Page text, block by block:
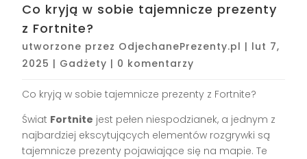
Co kryją w sobie tajemnicze prezenty
z Fortnite?
utworzone przez OdjechanePrezenty.pl | lut 7,
2025 | Gadżety | 0 komentarzy
Co kryją w sobie tajemnicze prezenty z Fortnite?
Świat Fortnite jest pełen niespodzianek, a jednym z
najbardziej ekscytujących elementów rozgrywki są
tajemnicze prezenty pojawiające się na mapie. Te